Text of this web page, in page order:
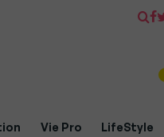
Vie Pro LifeStyle